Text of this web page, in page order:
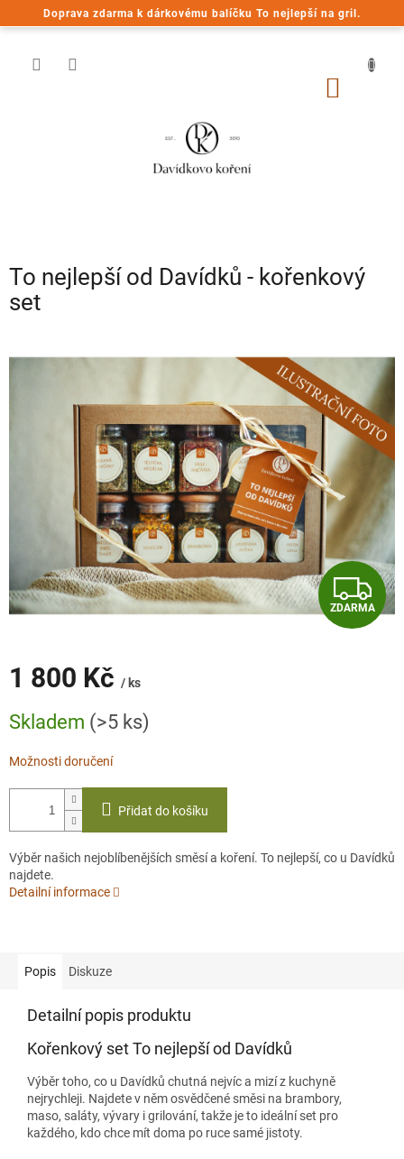
Doprava zdarma k dárkovému balíčku To nejlepší na gril.
na
To nejlepší od Davídků - kořenkový
set
Z
D
ZDARMA
1 800 Kč / ks
cena:
Skladem (>5 ks)
Možnosti doručení
Přidat do košíku
Výběr našich nejoblíbenějších směsí a koření. To nejlepší, co u Davídků
najdete.
Detailní informace
Popis Diskuze
Detailní popis produktu
Kořenkový set To nejlepší od Davídků
Výběr toho, co u Davídků chutná nejvíc a mizí z kuchyně
nejrychleji. Najdete v něm osvědčené směsi na brambory,
maso, saláty, vývary i grilování, takže je to ideální set pro
každého, kdo chce mít doma po ruce samé jistoty.